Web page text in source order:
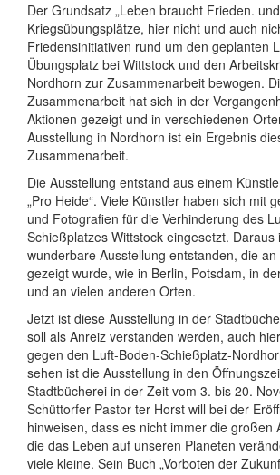
Der Grundsatz „Leben braucht Frieden.
Kriegsübungsplätze, hier nicht und auch
Friedensinitiativen rund um den geplanten
Übungsplatz bei Wittstock und den
Nordhorn zur Zusammenarbeit bewogen.
Zusammenarbeit hat sich in der
Aktionen gezeigt und in verschiedenen
Ausstellung in Nordhorn ist ein Ergebnis
Zusammenarbeit.
Die Ausstellung entstand aus einem
„Pro Heide“. Viele Künstler haben sich mit
und Fotografien für die Verhinderung des
Schießplatzes Wittstock eingesetzt. Daraus
wunderbare Ausstellung entstanden, die
gezeigt wurde, wie in Berlin, Potsdam, in
und an vielen anderen Orten.
Jetzt ist diese Ausstellung in der
soll als Anreiz verstanden werden, auch
gegen den Luft-Boden-Schießplatz-
sehen ist die Ausstellung in den
Stadtbücherei in der Zeit vom 3. bis 20.
Schüttorfer Pastor ter Horst will bei der
hinweisen, dass es nicht immer die großen
die das Leben auf unseren Planeten
viele kleine. Sein Buch „Vorboten der